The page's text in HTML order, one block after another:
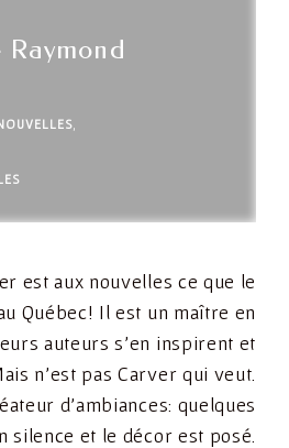
Raymond
est aux nouvelles ce que le
Québec! Il est un maître en
auteurs s’en inspirent et
n’est pas Carver qui veut.
d’ambiances: quelques
silence et le décor est posé.